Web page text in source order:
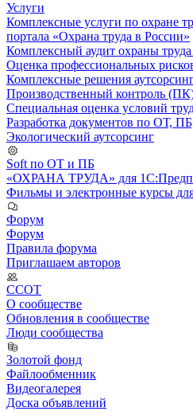
Услуги
Комплексные услуги по охране
портала «Охрана труда в России»
Комплексный аудит охраны
Оценка профессиональных
Комплексные решения
Производственный контроль
Специальная оценка условий
Разработка документов по ОТ,
Экологический аутсорсинг
Soft по ОТ и ПБ
«ОХРАНА ТРУДА» для
Фильмы и электронные курсы
Форум
Форум
Правила форума
Приглашаем авторов
ССОТ
О сообществе
Обновления в сообществе
Люди сообщества
Золотой фонд
Файлообменник
Видеогалерея
Доска объявлений